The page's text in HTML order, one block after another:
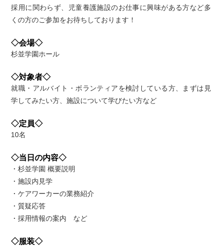
採用に関わらず、児童養護施設のお仕事に興味がある方など多
くの方のご参加をお待ちしております！
◇会場◇
杉並学園ホール
◇対象者◇
就職・アルバイト・ボランティアを検討している方、まずは見
学してみたい方、施設について学びたい方など
◇定員◇
10名
◇当日の内容◇
・杉並学園 概要説明
・施設内見学
・ケアワーカーの業務紹介
・質疑応答
・採用情報の案内 など
◇服装◇